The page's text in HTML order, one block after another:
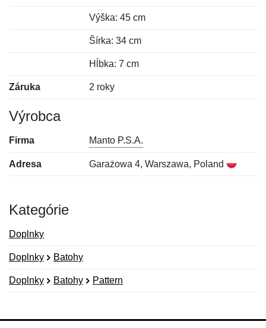
Výška: 45 cm
Šírka: 34 cm
Hĺbka: 7 cm
Záruka 2 roky
Výrobca
Firma Manto P.S.A.
Adresa Garażowa 4, Warszawa, Poland
Kategórie
Doplnky
Doplnky Batohy
Doplnky Batohy Pattern